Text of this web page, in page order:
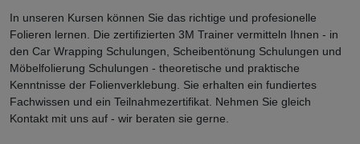
In unseren Kursen können Sie das richtige und profesionelle
Folieren lernen. Die zertifizierten 3M Trainer vermitteln Ihnen - in
den Car Wrapping Schulungen, Scheibentönung Schulungen und
Möbelfolierung Schulungen - theoretische und praktische
Kenntnisse der Folienverklebung. Sie erhalten ein fundiertes
Fachwissen und ein Teilnahmezertifikat. Nehmen Sie gleich
Kontakt mit uns auf - wir beraten sie gerne.